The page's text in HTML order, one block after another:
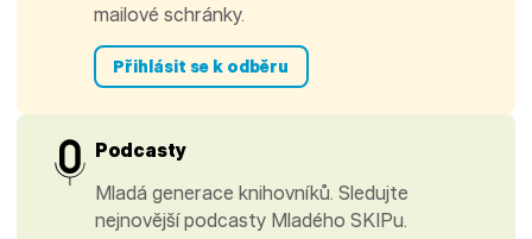
mailové schránky.
Přihlásit se k odběru
Podcasty
Mladá generace knihovníků. Sledujte
nejnovější podcasty Mladého SKIPu.